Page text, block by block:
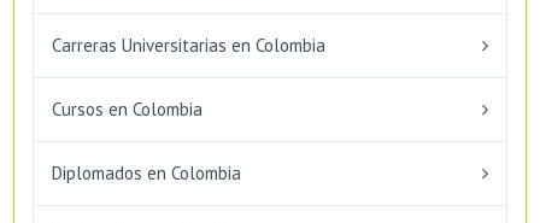
Carreras Universitarias en Colombia
Cursos en Colombia
Diplomados en Colombia